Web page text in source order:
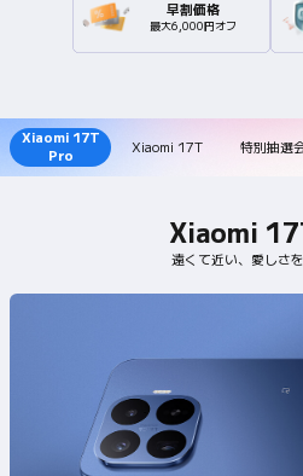
早割価格
最大6,000円オフ
Xiaomi 17T
Pro
Xiaomi 17T 特別抽選
Xiaomi
遠くて近い、愛しさを